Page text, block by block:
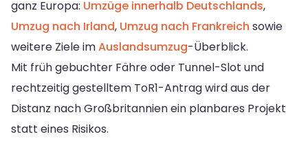
ganz Europa: Umzüge innerhalb Deutschlands,
Umzug nach Irland, Umzug nach Frankreich sowie
weitere Ziele imAuslandsumzug-Überblick.
Mit früh gebuchter Fähre oder Tunnel-Slot und
rechtzeitig gestelltem ToR1-Antrag wird aus der
Distanz nach Großbritannien ein planbares Projekt
statt eines Risikos.